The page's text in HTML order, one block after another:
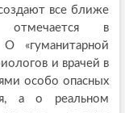
все ближе
в
«гуманитарной
и врачей в
особо опасных
а о реальном